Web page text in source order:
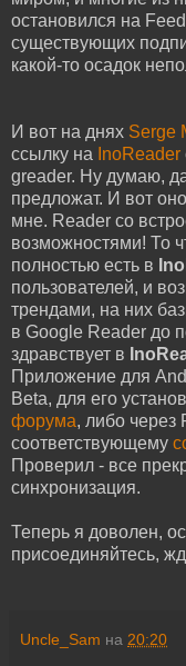
остановился на
существующих
какой-то осадок
И вот на днях Serge
ссылку на InoReader
greader. Ну думаю,
предложат. И вот
мне. Reader со
возможностями! То
полностью есть в
пользователей, и
трендами, на них
в Google Reader до
здравствует в
Приложение для
Beta, для его
форума, либо через
соответствующему
Проверил - все
синхронизация.
Теперь я доволен,
присоединяйтесь,
Uncle_Sam на 20:20